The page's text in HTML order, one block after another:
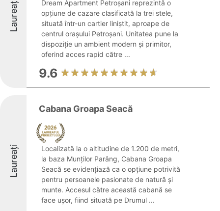
Laureați
Dream Apartment Petroșani reprezintă o
opțiune de cazare clasificată la trei stele,
situată într-un cartier liniștit, aproape de
centrul orașului Petroșani. Unitatea pune la
dispoziție un ambient modern și primitor,
oferind acces rapid către ...
9.6
Laureați
Cabana Groapa Seacă
Localizată la o altitudine de 1.200 de metri,
la baza Munților Parâng, Cabana Groapa
Seacă se evidențiază ca o opțiune potrivită
pentru persoanele pasionate de natură și
munte. Accesul către această cabană se
face ușor, fiind situată pe Drumul ...